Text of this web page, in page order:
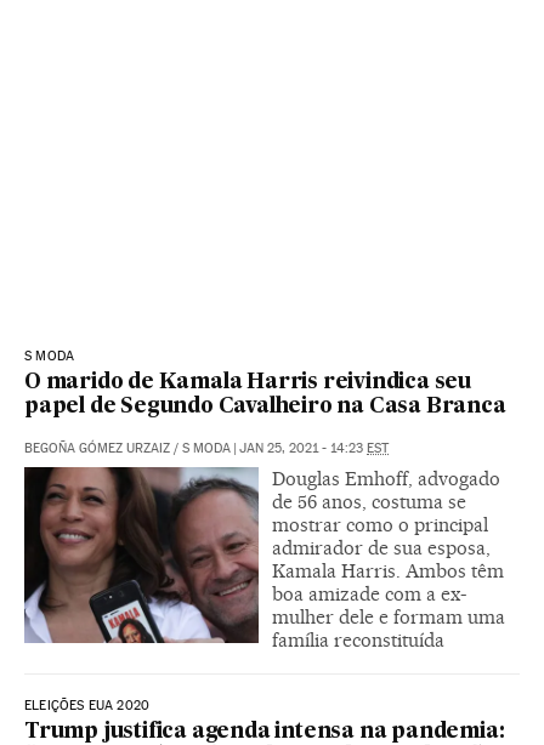
S MODA
O marido de Kamala Harris reivindica seu
papel de Segundo Cavalheiro na Casa Branca
BEGOÑA GÓMEZ URZAIZ / S MODA JAN 25, 2021 - 14:23 EST
Douglas Emhoff, advogado
de 56 anos, costuma se
mostrar como o principal
admirador de sua esposa,
Kamala Harris. Ambos têm
boa amizade com a ex-
mulher dele e formam uma
família reconstituída
ELEIÇÕES EUA 2020
Trump justifica agenda intensa na pandemia: